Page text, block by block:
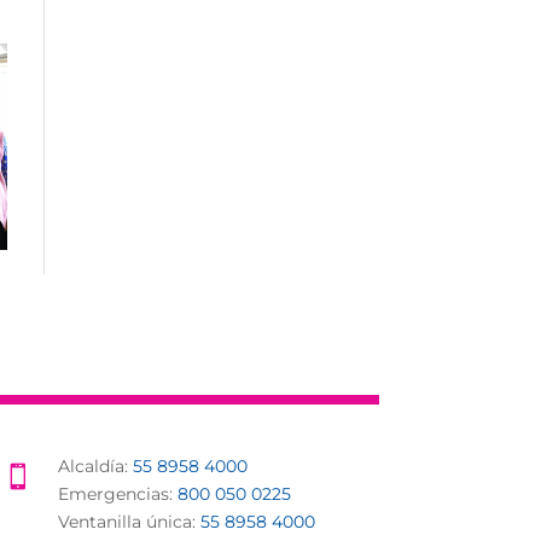
 Alcaldía:55 8958 4000
Emergencias:800 050 0225
Ventanilla única:55 8958 4000